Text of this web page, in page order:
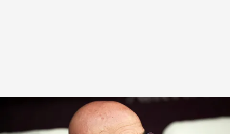
Luis de la Fuente, durante un partido de España